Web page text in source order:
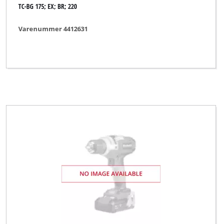
TC-BG 175; EX; BR; 220
Varenummer 4412631